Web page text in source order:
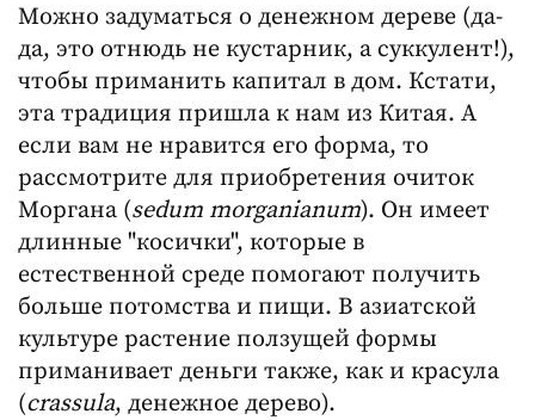
Можно задуматься о денежном дереве (да-
да, это отнюдь не кустарник, а суккулент!),
чтобы приманить капитал в дом. Кстати,
эта традиция пришла к нам из Китая. А
если вам не нравится его форма, то
рассмотрите для приобретения очиток
Моргана (sedum morganianum). Он имеет
длинные "косички", которые в
естественной среде помогают получить
больше потомства и пищи. В азиатской
культуре растение ползущей формы
приманивает деньги также, как и красула
(crassula, денежное дерево).